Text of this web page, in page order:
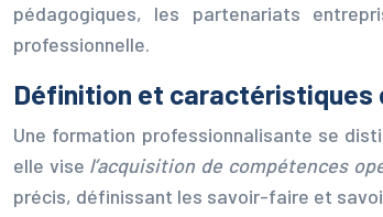
pédagogiques, les partenariats
professionnelle.
Définition et caractéristiques
Une formation professionnalisante se
elle vise l’acquisition de compétences
précis, définissant les savoir-faire et